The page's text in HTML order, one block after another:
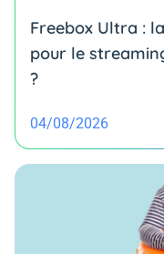
Freebox Ultra :
pour le
?
04/08/2026